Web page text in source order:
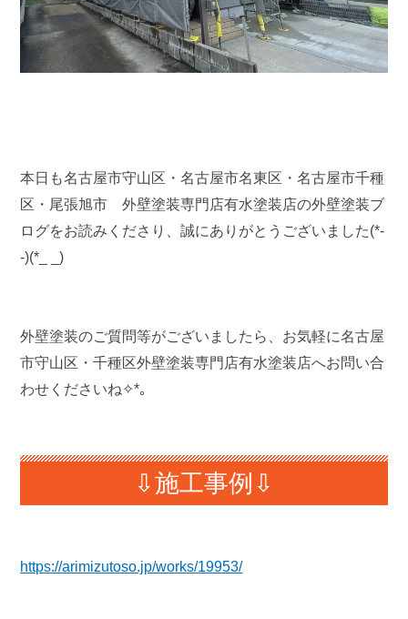
本日も名古屋市守山区・名古屋市名東区・名古屋市千種
区・尾張旭市 外壁塗装専門店有水塗装店の外壁塗装ブ
ログをお読みくださり、誠にありがとうございました(*-
-)(*_ _)
外壁塗装のご質問等がございましたら、お気軽に名古屋
市守山区・千種区外壁塗装専門店有水塗装店へお問い合
わせくださいね✧*｡
⇩施工事例⇩
https://arimizutoso.jp/works/19953/